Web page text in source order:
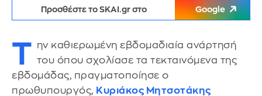
Προσθέστε το SKAI.gr στο Google
Τ ην καθιερωμένη εβδομαδιαία ανάρτησή
του όπου σχολίασε τα τεκταινόμενα της
εβδομάδας, πραγματοποίησε ο
πρωθυπουργός, Κυριάκος Μητσοτάκης